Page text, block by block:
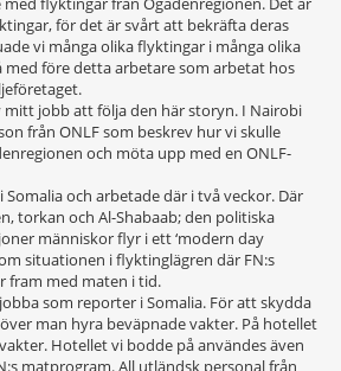
för det är svårt att bekräfta deras
vi många olika flyktingar i många olika
med före detta arbetare som arbetat hos
mitt jobb att följa den här storyn. I Nairobi
från ONLF som beskrev hur vi skulle
och möta upp med en ONLF-
Somalia och arbetade där i två veckor. Där
torkan och Al-Shabaab; den politiska
människor flyr i ett ‘modern day
situationen i flyktinglägren där FN:s
fram med maten i tid.
som reporter i Somalia. För att skydda
man hyra beväpnade vakter. På hotellet
Hotellet vi bodde på användes även